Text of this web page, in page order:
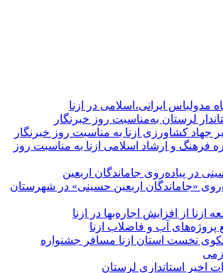
مدولباس ایرانی،اسلامی در ازنا
لرستان به‌مناسبت روز خبرنگار
جهاد کشاورزی ازنا به مناسبت روز خبرنگار
فرهنگ و ارشاد اسلامی ازنا به مناسبت روز
در پیاده‌روی جاماندگان اربعین
«جاماندگان اربعین حسینی» در شهرستان
ازنا از افزایش اجاره‌بها در ازنا
پروژه‌های آب و فاضلاب ازنا
نخست استان ازنا مسافر جشنواره
اخیر استانداری لرستان